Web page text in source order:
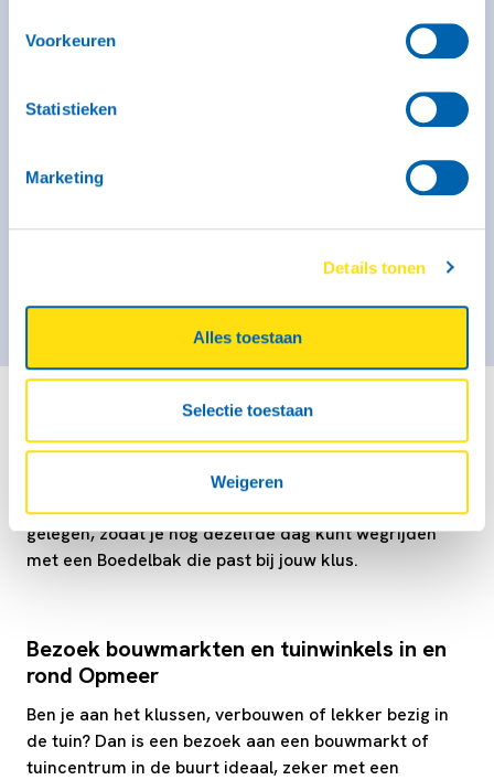
Voorkeuren
Statistieken
Marketing
Details tonen
Alles toestaan
Selectie toestaan
Weigeren
Max. massa: 750 kg
tarief alleen voor self-service locaties)
Aanhanger huren in Opmeer
In Opmeer kun je snel en voordelig een
hurenbijTotal Opmeer. Deze locatie is centraal
gelegen, zodat je nog dezelfde dag kunt wegrijden
met een Boedelbak die past bij jouw klus.
Bezoek bouwmarkten en tuinwinkels in en
rond Opmeer
Ben je aan het klussen, verbouwen of lekker bezig in
de tuin? Dan is een bezoek aan een bouwmarkt of
tuincentrum in de buurt ideaal, zeker met een